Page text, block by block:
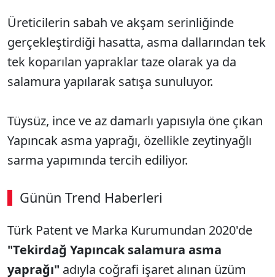
Üreticilerin sabah ve akşam serinliğinde
gerçekleştirdiği hasatta, asma dallarından tek
tek koparılan yapraklar taze olarak ya da
salamura yapılarak satışa sunuluyor.
Tüysüz, ince ve az damarlı yapısıyla öne çıkan
Yapıncak asma yaprağı, özellikle zeytinyağlı
sarma yapımında tercih ediliyor.
Günün Trend Haberleri
Türk Patent ve Marka Kurumundan 2020'de
"Tekirdağ Yapıncak salamura asma
yaprağı" adıyla coğrafi işaret alınan üzüm